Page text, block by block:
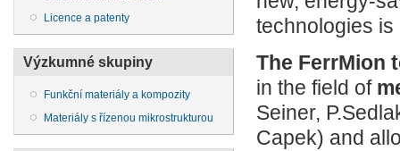
Licence a patenty
Výzkumné skupiny
Funkční materiály a kompozity
Materiály s řízenou mikrostrukturou
technologies is
The FerrMion
in the field of
Seiner,
Capek) and